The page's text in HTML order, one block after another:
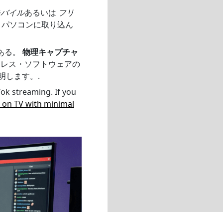
イルあるいは フリ
ソコンに取り込ん
。 物理キャプチャ
ス・ソフトウェアの
します。.
streaming. If you
TV with minimal